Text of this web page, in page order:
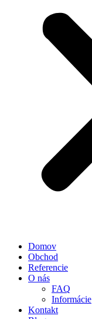
Domov
Obchod
Referencie
O nás
FAQ
Informácie
Kontakt